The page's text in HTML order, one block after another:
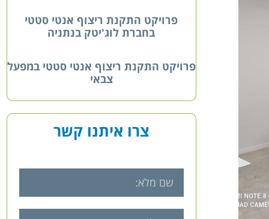
פרויקט התקנת ריצוף אנטי סטטי
בחברת לוג'יטק בנתניה
פרויקט התקנת ריצוף אנטי סטטי במפעל
צבאי
צרו איתנו קשר